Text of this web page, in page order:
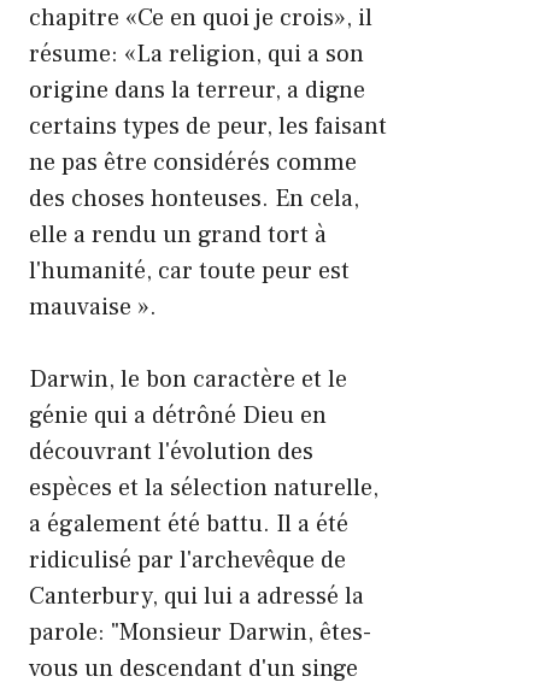
chapitre «Ce en quoi je crois», il
résume: «La religion, qui a son
origine dans la terreur, a digne
certains types de peur, les faisant
ne pas être considérés comme
des choses honteuses. En cela,
elle a rendu un grand tort à
l'humanité, car toute peur est
mauvaise ».
Darwin, le bon caractère et le
génie qui a détrôné Dieu en
découvrant l'évolution des
espèces et la sélection naturelle,
a également été battu. Il a été
ridiculisé par l'archevêque de
Canterbury, qui lui a adressé la
parole: "Monsieur Darwin, êtes-
vous un descendant d'un singe